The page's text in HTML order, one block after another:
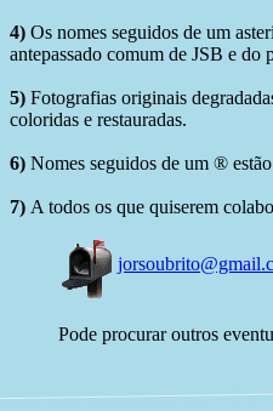
4) Os nomes seguidos de um
antepassado comum de JSB e do
5) Fotografias originais
coloridas e restauradas.
6) Nomes seguidos de um ®
7) A todos os que quiserem
Pode procurar outros